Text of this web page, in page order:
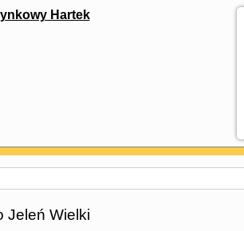
Hartek
Jeleń Wielki